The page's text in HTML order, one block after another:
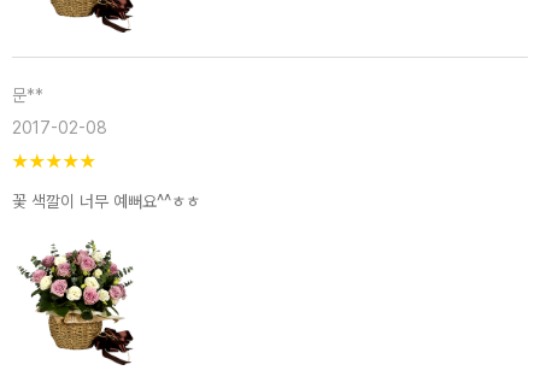
문**
2017-02-08
★★★★★
꽃 색깔이 너무 예뻐요^^ㅎㅎ